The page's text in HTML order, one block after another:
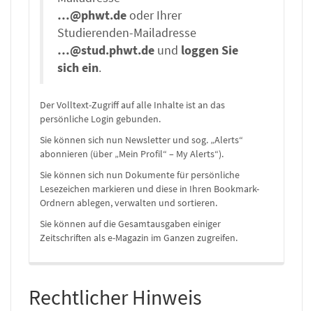
…@phwt.deoder Ihrer
Studierenden-Mailadresse
…@stud.phwt.de und loggen Sie
sich ein.
Der Volltext-Zugriff auf alle Inhalte ist an das
persönliche Login gebunden.
Sie können sich nun Newsletter und sog. „Alerts“
abonnieren (über „Mein Profil“ – My Alerts“).
Sie können sich nun Dokumente für persönliche
Lesezeichen markieren und diese in Ihren Bookmark-
Ordnern ablegen, verwalten und sortieren.
Sie können auf die Gesamtausgaben einiger
Zeitschriften als e-Magazin im Ganzen zugreifen.
Rechtlicher Hinweis